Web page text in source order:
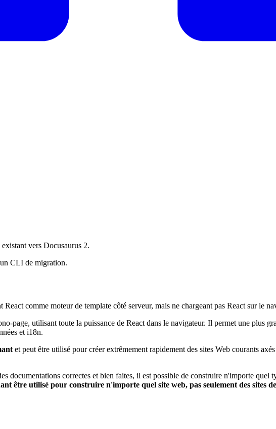
vers Docusaurus 2.
CLI de migration.
comme moteur de template côté serveur, mais ne chargeant pas React sur le
page, utilisant toute la puissance de React dans le navigateur. Il permet une plus
et i18n.
et peut être utilisé pour créer extrêmement rapidement des sites Web courants
documentations correctes et bien faites, il est possible de construire n'importe quel
être utilisé pour construire n'importe quel site web, pas seulement des sites